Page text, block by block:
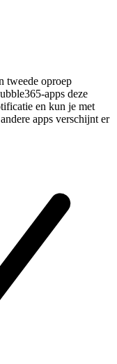
tweede oproep
apps deze
en kun je met
apps verschijnt er